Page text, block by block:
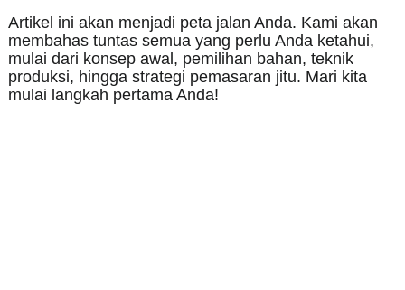
Artikel ini akan menjadi peta jalan Anda. Kami akan
membahas tuntas semua yang perlu Anda ketahui,
mulai dari konsep awal, pemilihan bahan, teknik
produksi, hingga strategi pemasaran jitu. Mari kita
mulai langkah pertama Anda!